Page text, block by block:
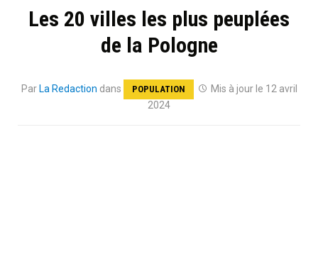
Les 20 villes les plus peuplées
de la Pologne
Par La Redaction dans POPULATION
Mis à jour le 12 avril
2024